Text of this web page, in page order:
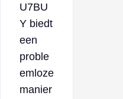
U7BU
Y biedt
een
proble
emloze
manier